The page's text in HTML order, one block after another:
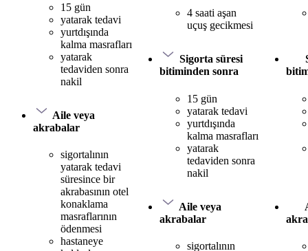
15 gün
yatarak tedavi
yurtdışında
kalma masrafları
yatarak
tedaviden sonra
nakil
Aile veya
akrabalar
sigortalının
yatarak tedavi
süresince bir
akrabasının otel
konaklama
masraflarının
ödenmesi
hastaneye
4 saati aşan
uçuş gecikmesi
Sigorta süresi
bitiminden sonra
15 gün
yatarak tedavi
yurtdışında
kalma masrafları
yatarak
tedaviden sonra
nakil
Aile veya
akrabalar
sigortalının